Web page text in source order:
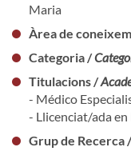
Maria
Àrea de
Categoria /
Titulacions /
- Médico
- Llicenciat/ada
Grup de Recerca